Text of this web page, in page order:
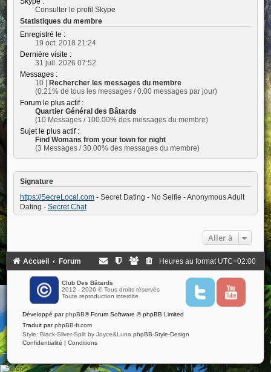
Consulter le profil Skype
Statistiques du membre
Enregistré le :
19 oct. 2018 21:24
Dernière visite :
31 juil. 2026 07:52
Messages :
10 | Rechercher les messages du membre
(0.21% de tous les messages / 0.00 messages par jour)
Forum le plus actif :
Quartier Général des Bâtards
(10 Messages / 100.00% des messages du membre)
Sujet le plus actif :
Find Womans from your town for night
(3 Messages / 30.00% des messages du membre)
Signature
https://SecreLocal.com- Secret Dating - No Selfie - Anonymous Adult
Dating - Secret Chat
Aller à
Accueil Forum Heures au format UTC+02:00
Club Des Bâtards
2012 - 2026 © Tous droits réservés
Toute reproduction interdite
T
i
Y
u
Développé parphpBB® Forum Software © phpBB Limited
Traduit parphpBB-fr.com
Style: Black-Silver-Split by Joyce&Luna phpBB-Style-Design
Confidentialité | Conditions